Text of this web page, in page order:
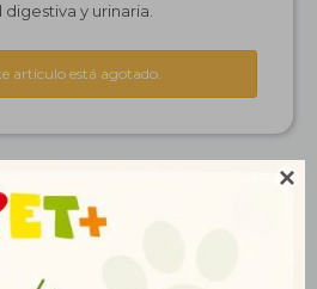

digestiva y urinaria.
artículo está agotado.
te pueden interesar